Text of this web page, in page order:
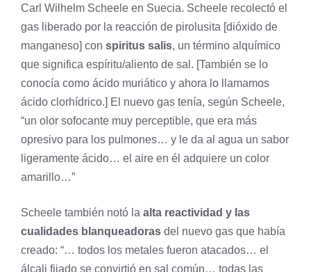
Carl Wilhelm Scheele en Suecia. Scheele recolectó el
gas liberado por la reacción de pirolusita [dióxido de
manganeso] con spiritus salis, un término alquímico
que significa espíritu/aliento de sal. [También se lo
conocía como ácido muriático y ahora lo llamamos
ácido clorhídrico.] El nuevo gas tenía, según Scheele,
“un olor sofocante muy perceptible, que era más
opresivo para los pulmones… y le da al agua un sabor
ligeramente ácido… el aire en él adquiere un color
amarillo…”
Scheele también notó la alta reactividad y las
cualidades blanqueadoras del nuevo gas que había
creado: “… todos los metales fueron atacados… el
álcali fijado se convirtió en sal común… todas las